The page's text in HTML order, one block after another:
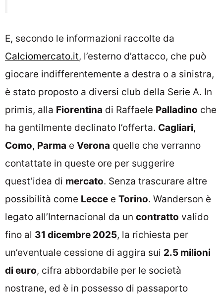
E, secondo le informazioni raccolte da
Calciomercato.it, l’esterno d’attacco, che può
giocare indifferentemente a destra o a sinistra,
è stato proposto a diversi club della Serie A. In
primis, alla Fiorentina di Raffaele Palladino che
ha gentilmente declinato l’offerta. Cagliari,
Como, Parma e Verona quelle che verranno
contattate in queste ore per suggerire
quest’idea di mercato. Senza trascurare altre
possibilità come Lecce e Torino. Wanderson è
legato all’Internacional da un contratto valido
fino al 31 dicembre 2025, la richiesta per
un’eventuale cessione di aggira sui 2.5 milioni
di euro, cifra abbordabile per le società
nostrane, ed è in possesso di passaporto